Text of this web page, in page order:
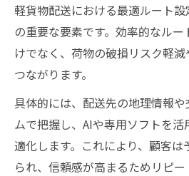
軽貨物配送における最適ルート
の重要な要素です。効率的なル
けでなく、荷物の破損リスク軽
つながります。
具体的には、配送先の地理情報
ムで把握し、AIや専用ソフトを
適化します。これにより、顧客
られ、信頼感が高まるためリピ